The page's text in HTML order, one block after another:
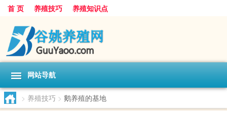
首 页 养殖技巧 养殖知识点
网站导航
> 养殖技巧 > 鹅养殖的基地